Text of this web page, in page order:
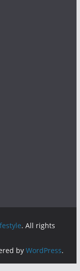
. All rights
by WordPress.